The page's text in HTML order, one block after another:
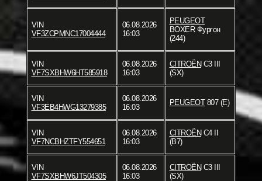
VIN
VF3ZCPMNC17004444
06.08.2026
16:03
PEUGEOT
BOXER Фургон
(244)
VIN
VF7SXBHW6HT585918
06.08.2026
16:03
CITROËN C3 III
(SX)
VIN
VF3EB4HWG13279385
06.08.2026
16:03
PEUGEOT807 (E)
VIN
VF7NCBHZTFY554651
06.08.2026
16:03
CITROËN C4 II
(B7)
VIN
VF7SXBHW6JT504305
06.08.2026
16:03
CITROËN C3 III
(SX)